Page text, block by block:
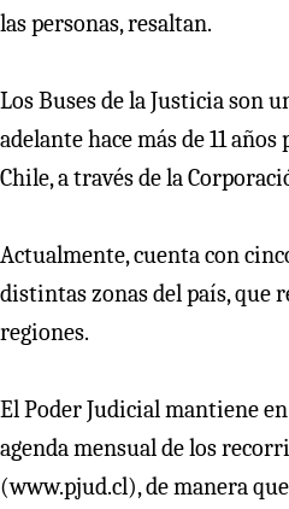
las personas, resaltan.
Los Buses de la Justicia son
adelante hace más de 11
Chile, a través de la
Actualmente, cuenta con
distintas zonas del país, que
regiones.
El Poder Judicial mantiene
agenda mensual de los
(www.pjud.cl), de manera